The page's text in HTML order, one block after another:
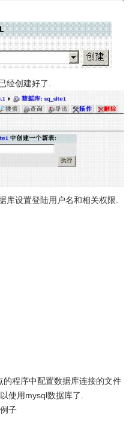
经创建好了.
库设置登陆用户名和相关权限.
程序中配置数据库连接的文件
使用mysql数据库了.
子